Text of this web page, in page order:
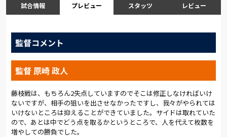
試合情報 プレビュー スタッツ レビュー
監督コメント
監督 原崎 政人
藤枝戦は、もちろん2失点していますのでそこは修正しなければいけ
ないですが、相手の狙いを出させなかったですし、我々がやられては
いけないところは抑えることができていました。サイドは取れていた
ので、あとは中でどう点を取るかというところで、人を代えて枚数を
増やしての勝負でした。